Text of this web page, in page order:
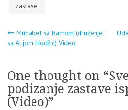
zastave
Navigacija
Muhabet sa Ramom (druženje
sa Alijom Hodžić) Video
One thought on “
podizanje zastave
(Video)”